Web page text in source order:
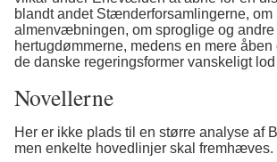
blandt andet Stænderforsamlingerne, om
almenvæbningen, om sproglige og andre
hertugdømmerne, medens en mere
de danske regeringsformer vanskeligt
Novellerne
Her er ikke plads til en større analyse af
men enkelte hovedlinjer skal fremhæves.